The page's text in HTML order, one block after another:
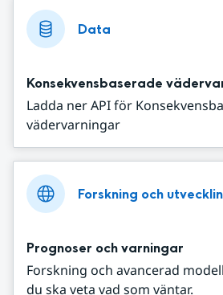
Data
Konsekvensbaserade
Ladda ner API för
vädervarningar
Forskning och
Prognoser och varningar
Forskning och avancerad
du ska veta vad som väntar.